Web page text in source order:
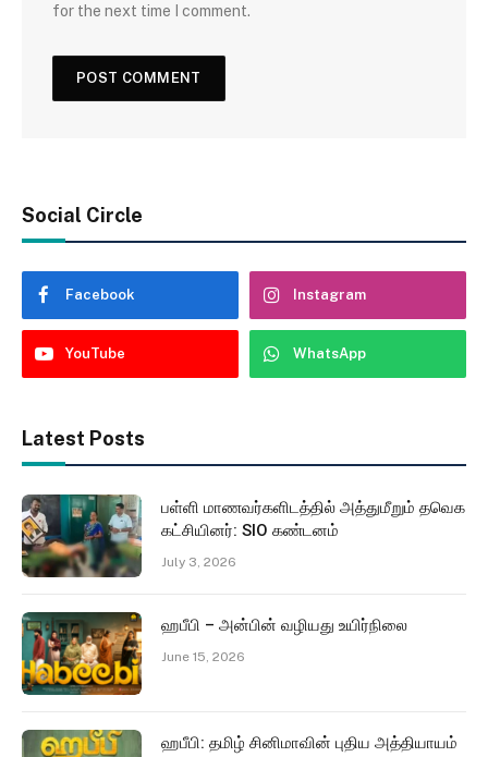
for the next time I comment.
Social Circle
Facebook Instagram
YouTube WhatsApp
Latest Posts
பள்ளி மாணவர்களிடத்தில் அத்துமீறும் தவெக
கட்சியினர்: SIO கண்டனம்
July 3, 2026
ஹபீபி – அன்பின் வழியது உயிர்நிலை
June 15, 2026
ஹபீபி: தமிழ் சினிமாவின் புதிய அத்தியாயம்